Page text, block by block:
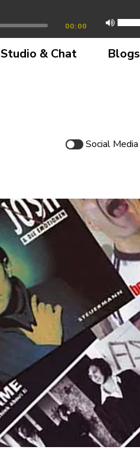
00:00
Studio & Chat Blogs
Social Media